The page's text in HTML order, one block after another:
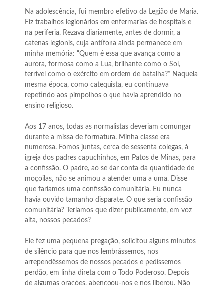
Na adolescência, fui membro efetivo da Legião de Maria.
Fiz trabalhos legionários em enfermarias de hospitais e
na periferia. Rezava diariamente, antes de dormir, a
catenas legionis, cuja antífona ainda permanece em
minha memória: “Quem é essa que avança como a
aurora, formosa como a Lua, brilhante como o Sol,
terrível como o exército em ordem de batalha?” Naquela
mesma época, como catequista, eu continuava
repetindo aos pimpolhos o que havia aprendido no
ensino religioso.
Aos 17 anos, todas as normalistas deveriam comungar
durante a missa de formatura. Minha classe era
numerosa. Fomos juntas, cerca de sessenta colegas, à
igreja dos padres capuchinhos, em Patos de Minas, para
a confissão. O padre, ao se dar conta da quantidade de
moçoilas, não se animou a atender uma a uma. Disse
que faríamos uma confissão comunitária. Eu nunca
havia ouvido tamanho disparate. O que seria confissão
comunitária? Teríamos que dizer publicamente, em voz
alta, nossos pecados?
Ele fez uma pequena pregação, solicitou alguns minutos
de silêncio para que nos lembrássemos, nos
arrependêssemos de nossos pecados e pedíssemos
perdão, em linha direta com o Todo Poderoso. Depois
de algumas orações, abençoou-nos e nos liberou. Não